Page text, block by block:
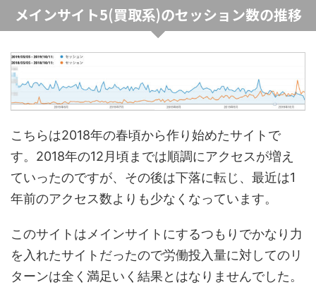
メインサイト5(買取系)のセッション数の推移
こちらは2018年の春頃から作り始めたサイトで
す。2018年の12月頃までは順調にアクセスが増え
ていったのですが、その後は下落に転じ、最近は1
年前のアクセス数よりも少なくなっています。
このサイトはメインサイトにするつもりでかなり力
を入れたサイトだったので労働投入量に対してのリ
ターンは全く満足いく結果とはなりませんでした。